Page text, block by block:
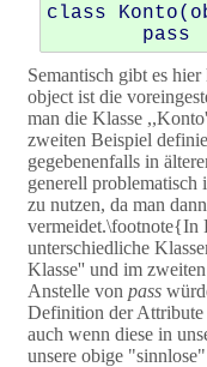
class
Semantisch gibt es
object ist die
man die Klasse
zweiten Beispiel
gegebenenfalls in
generell problematisch
zu nutzen, da man
vermeidet.\footnote{In
unterschiedliche
Klasse'' und im
Anstelle von pass
Definition der Attribute
auch wenn diese in
unsere obige